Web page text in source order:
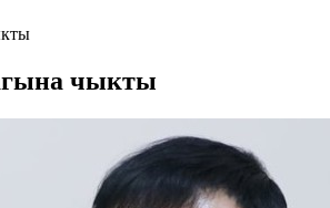
чыкты